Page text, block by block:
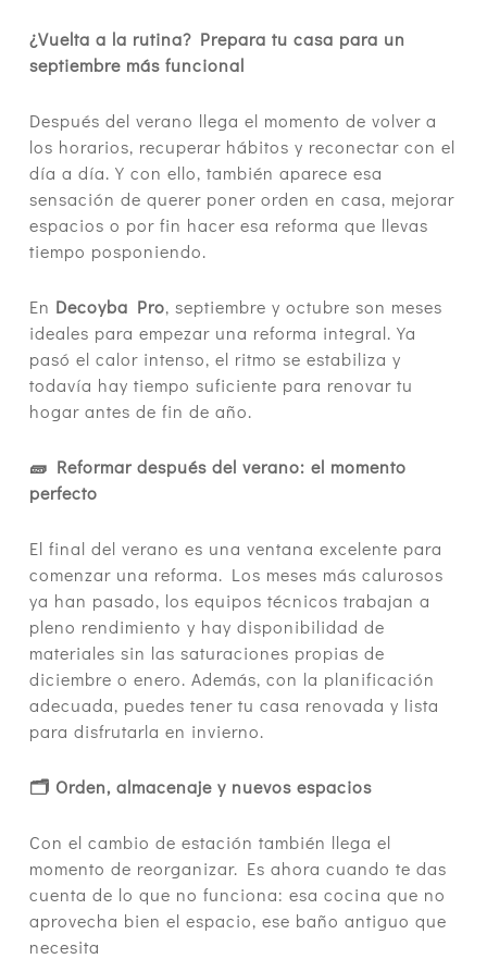
¿Vuelta a la rutina? Prepara tu casa para un
septiembre más funcional
Después del verano llega el momento de volver a
los horarios, recuperar hábitos y reconectar con el
día a día. Y con ello, también aparece esa
sensación de querer poner orden en casa, mejorar
espacios o por fin hacer esa reforma que llevas
tiempo posponiendo.
En Decoyba Pro, septiembre y octubre son meses
ideales para empezar una reforma integral. Ya
pasó el calor intenso, el ritmo se estabiliza y
todavía hay tiempo suficiente para renovar tu
hogar antes de fin de año.
🧱 Reformar después del verano: el momento
perfecto
El final del verano es una ventana excelente para
comenzar una reforma. Los meses más calurosos
ya han pasado, los equipos técnicos trabajan a
pleno rendimiento y hay disponibilidad de
materiales sin las saturaciones propias de
diciembre o enero. Además, con la planificación
adecuada, puedes tener tu casa renovada y lista
para disfrutarla en invierno.
🗂 Orden, almacenaje y nuevos espacios
Con el cambio de estación también llega el
momento de reorganizar. Es ahora cuando te das
cuenta de lo que no funciona: esa cocina que no
aprovecha bien el espacio, ese baño antiguo que
necesita